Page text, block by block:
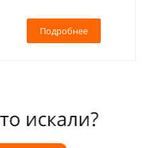
Подробнее